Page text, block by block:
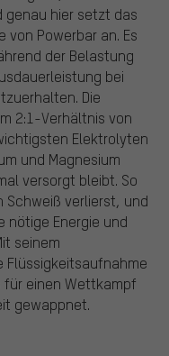
hier setzt das
Powerbar an. Es
der Belastung
bei
Die
2:1-Verhältnis von
Elektrolyten
und Magnesium
versorgt bleibt. So
verlierst, und
nötige Energie und
seinem
Flüssigkeitsaufnahme
für einen Wettkampf
gewappnet.